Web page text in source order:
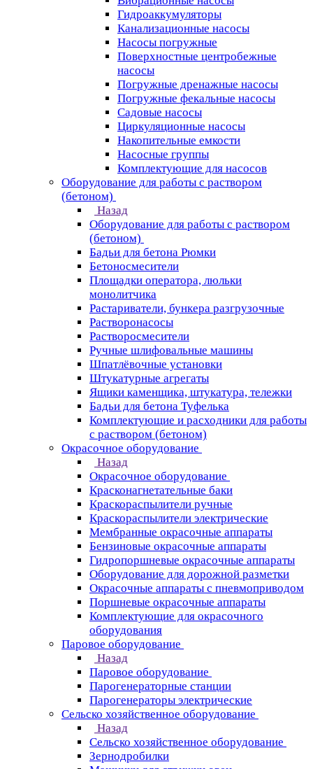
Гидроаккумуляторы
Канализационные насосы
Насосы погружные
Поверхностные центробежные
насосы
Погружные дренажные насосы
Погружные фекальные насосы
Садовые насосы
Циркуляционные насосы
Накопительные емкости
Насосные группы
Комплектующие для насосов
Оборудование для работы с раствором
(бетоном)
Назад
Оборудование для работы с раствором
(бетоном)
Бадьи для бетона Рюмки
Бетоносмесители
Площадки оператора, люльки
монолитчика
Растариватели, бункера разгрузочные
Растворонасосы
Растворосмесители
Ручные шлифовальные машины
Шпатлёвочные установки
Штукатурные агрегаты
Ящики каменщика, штукатура, тележки
Бадьи для бетона Туфелька
Комплектующие и расходники для работы
с раствором (бетоном)
Окрасочное оборудование
Назад
Окрасочное оборудование
Красконагнетательные баки
Краскораспылители ручные
Краскораспылители электрические
Мембранные окрасочные аппараты
Бензиновые окрасочные аппараты
Гидропоршневые окрасочные аппараты
Оборудование для дорожной разметки
Окрасочные аппараты с пневмоприводом
Поршневые окрасочные аппараты
Комплектующие для окрасочного
оборудования
Паровое оборудование
Назад
Паровое оборудование
Парогенераторные станции
Парогенераторы электрические
Сельско хозяйственное оборудование
Назад
Сельско хозяйственное оборудование
Зернодробилки